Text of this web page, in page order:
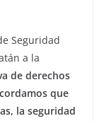
Seguridad
a la
de derechos
que
la seguridad